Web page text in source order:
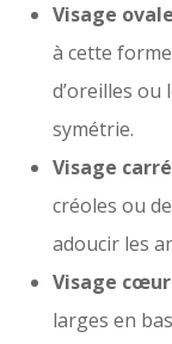
Visage
à cette
d’oreilles
symétrie.
Visage
créoles ou
adoucir les
Visage
larges en